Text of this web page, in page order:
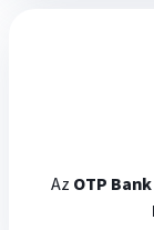
Az OTP